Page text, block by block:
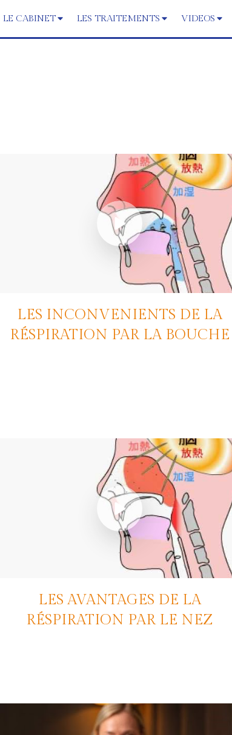
LE CABINET LES TRAITEMENTS VIDEOS
LES INCONVENIENTS DE LA
RÉSPIRATION PAR LA BOUCHE
LES AVANTAGES DE LA
RÉSPIRATION PAR LE NEZ